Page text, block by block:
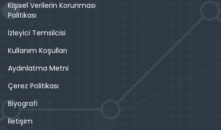
Kişisel Verilerin Korunması
Politikası
İzleyici Temsilcisi
Kullanım Koşulları
Aydınlatma Metni
Çerez Politikası
Biyografi
İletişim